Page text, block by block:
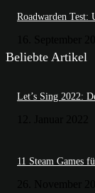
Roadwarden Test:
Beliebte Artikel
Let’s Sing 2022:
11 Steam Games